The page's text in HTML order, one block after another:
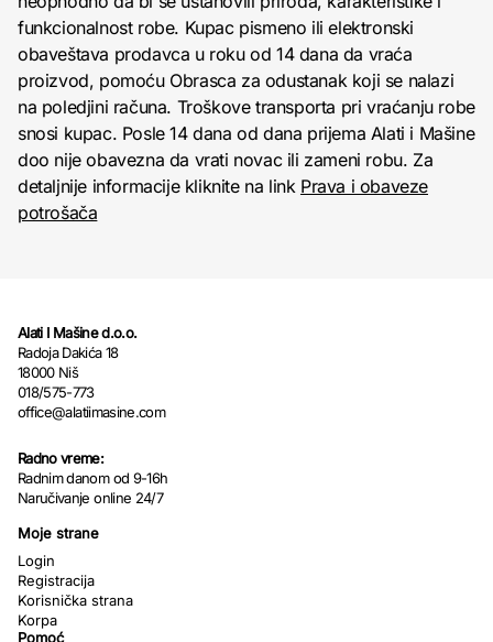
funkcionalnost robe. Kupac pismeno ili elektronski
obaveštava prodavca u roku od 14 dana da vraća
proizvod, pomoću Obrasca za odustanak koji se nalazi
na poledjini računa. Troškove transporta pri vraćanju robe
snosi kupac. Posle 14 dana od dana prijema Alati i Mašine
doo nije obavezna da vrati novac ili zameni robu. Za
detaljnije informacije kliknite na link Prava i obaveze
potrošača
Alati I Mašine d.o.o.
Radoja Dakića 18
18000 Niš
018/575-773
office@alatiimasine.com
Radno vreme:
Radnim danom od 9-16h
Naručivanje online 24/7
Moje strane
Login
Registracija
Korisnička strana
Korpa
Pomoć